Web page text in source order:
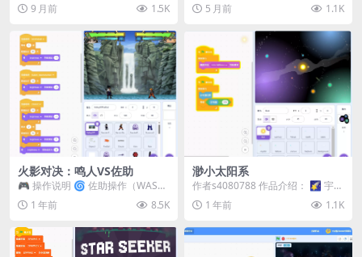
南 点击 方块来...
9 月前 1.5K
态：点击屏幕左侧，...
5 月前 1.1K
火影对决：鸣人VS佐助
🎮 操作说明 🌀 佐助操作（WASD
控制） W / A / S / D：移动 ...
1 年前 8.5K
渺小太阳系
作者s4080788 作品介绍： 🌠 宇宙
浩瀚，方知星辰渺小！ 🌠 《渺小
太阳系...
1 年前 1.1K